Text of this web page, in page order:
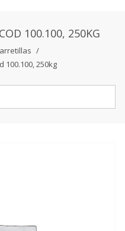
100.100, 250KG
100.100, 250kg